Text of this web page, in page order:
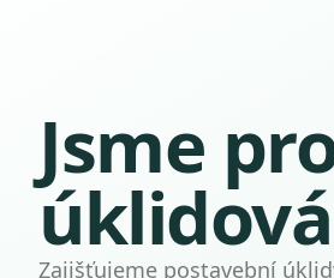
Jsme
Zajišťujeme postavební